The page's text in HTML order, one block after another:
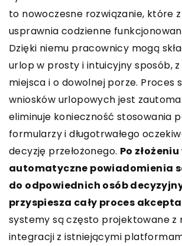
to nowoczesne rozwiązanie, które
usprawnia codzienne
Dzięki niemu pracownicy mogą
urlop w prosty i intuicyjny sposób,
miejsca i o dowolnej porze. Proces
wniosków urlopowych jest
eliminuje konieczność stosowania
formularzy i długotrwałego
decyzję przełożonego. Po
automatyczne powiadomienia
do odpowiednich osób
przyspiesza cały proces
systemy są często projektowane z
integracji z istniejącymi